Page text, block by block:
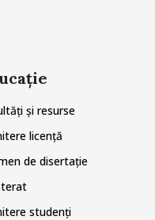
și resurse
licență
de disertație
studenți